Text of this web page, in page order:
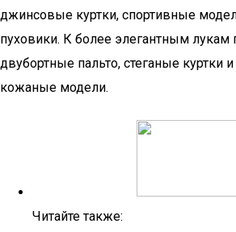
джинсовые куртки, спортивные
пуховики. К более элегантным лукам
двубортные пальто, стеганые куртки
кожаные модели.
Читайте также: